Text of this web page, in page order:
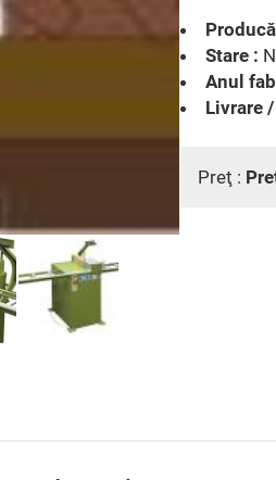
Stare :
Anul
Livrare
Preţ :